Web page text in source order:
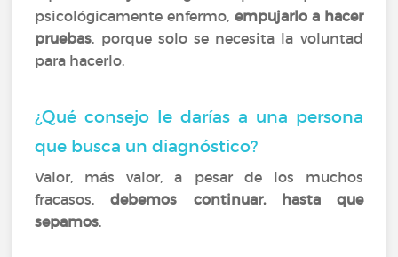
psicológicamente enfermo, empujarlo a hacer
pruebas, porque solo se necesita la voluntad
para hacerlo.
¿Qué consejo le darías a una persona
que busca un diagnóstico?
Valor, más valor, a pesar de los muchos
fracasos,debemos continuar, hasta que
sepamos.